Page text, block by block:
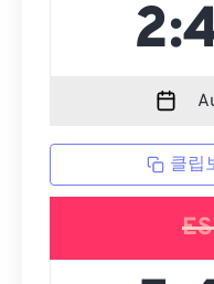
클립